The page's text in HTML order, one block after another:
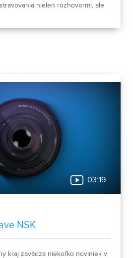
nielen rozhovormi, ale
03:19
NSK
kraj zavádza niekoľko noviniek v